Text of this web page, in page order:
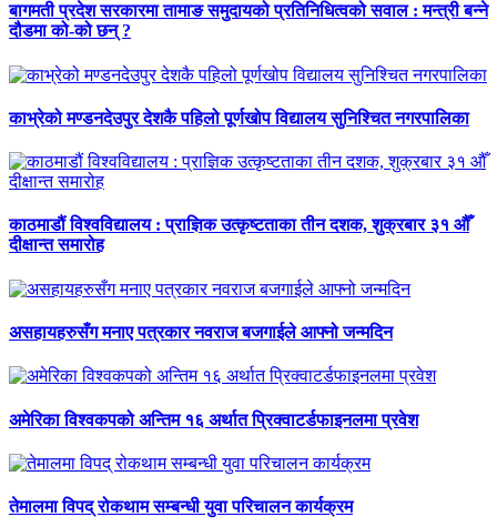
बागमती प्रदेश सरकारमा तामाङ समुदायको प्रतिनिधित्वको सवाल : मन्त्री बन्ने
दौडमा को‐को छन् ?
काभ्रेको मण्डनदेउपुर देशकै पहिलो पूर्णखोप विद्यालय सुनिश्चित नगरपालिका
काठमाडौं विश्वविद्यालय : प्राज्ञिक उत्कृष्टताका तीन दशक, शुक्रबार ३१ औँ
दीक्षान्त समारोह
असहायहरुसँग मनाए पत्रकार नवराज बजगाईले आफ्नो जन्मदिन
अमेरिका विश्वकपको अन्तिम १६ अर्थात प्रिक्वाटर्डफाइनलमा प्रवेश
तेमालमा विपद् रोकथाम सम्बन्धी युवा परिचालन कार्यक्रम